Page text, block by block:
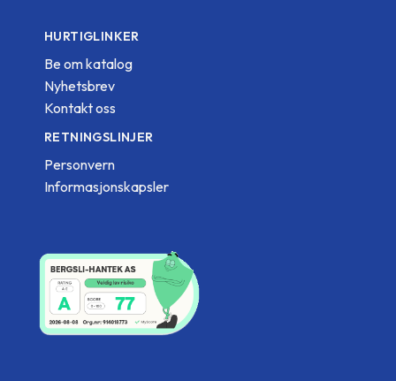
HURTIGLINKER
Be om katalog
Nyhetsbrev
Kontakt oss
RETNINGSLINJER
Personvern
Informasjonskapsler